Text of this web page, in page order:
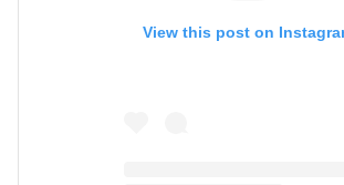
View this post on